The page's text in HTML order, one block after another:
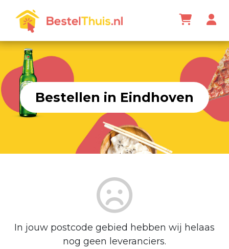
Bestellen in Eindhoven
In jouw postcode gebied hebben wij helaas
nog geen leveranciers.